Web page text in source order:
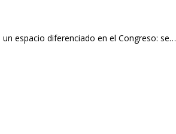
espacio diferenciado en el Congreso: se…